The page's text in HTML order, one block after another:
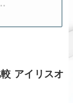
アイリスオ